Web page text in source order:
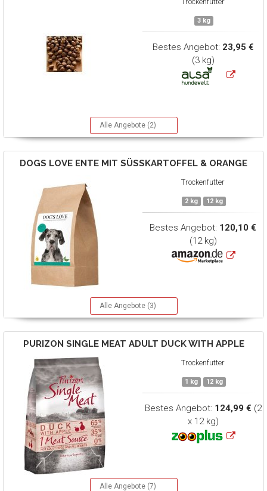
3 kg
Bestes Angebot: 23,95 €
(3 kg)
Alle Angebote (2)
DOGS LOVE ENTE MIT SÜSSKARTOFFEL & ORANGE
Trockenfutter
2 kg 12 kg
Bestes Angebot: 120,10 €
(12 kg)
Alle Angebote (3)
PURIZON SINGLE MEAT ADULT DUCK WITH APPLE
Trockenfutter
1 kg 12 kg
Bestes Angebot: 124,99 € (2
x 12 kg)
Alle Angebote (7)